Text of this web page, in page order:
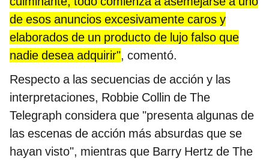
de esos anuncios excesivamente caros y
elaborados de un producto de lujo falso que
nadie desea adquirir", comentó.
Respecto a las secuencias de acción y las
interpretaciones, Robbie Collin de The
Telegraph considera que "presenta algunas de
las escenas de acción más absurdas que se
hayan visto", mientras que Barry Hertz de The